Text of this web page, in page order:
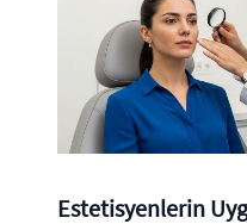
Estetisyenlerin